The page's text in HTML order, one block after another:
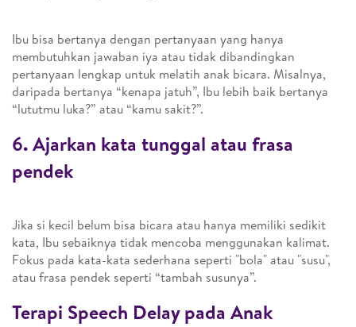
Ibu bisa bertanya dengan pertanyaan yang hanya
membutuhkan jawaban iya atau tidak dibandingkan
pertanyaan lengkap untuk melatih anak bicara. Misalnya,
daripada bertanya “kenapa jatuh”, Ibu lebih baik bertanya
“lututmu luka?” atau “kamu sakit?”.
6. Ajarkan kata tunggal atau frasa
pendek
Jika si kecil belum bisa bicara atau hanya memiliki sedikit
kata, Ibu sebaiknya tidak mencoba menggunakan kalimat.
Fokus pada kata-kata sederhana seperti "bola" atau "susu",
atau frasa pendek seperti “tambah susunya”.
Terapi Speech Delay pada Anak